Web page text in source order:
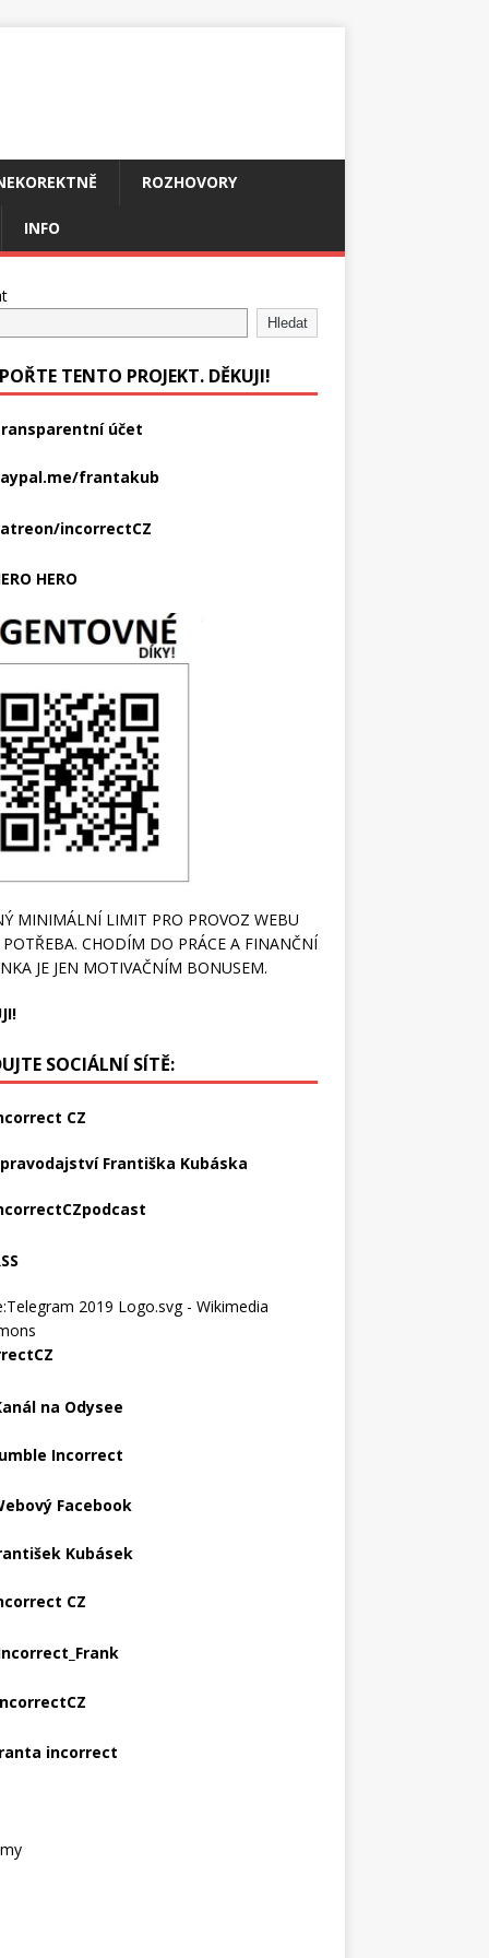
ROZHOVORY
INFO
Hledat
TENTO PROJEKT. DĚKUJI!
účet
frantakub
incorrectCZ
HERO
MINIMÁLNÍ LIMIT PRO PROVOZ WEBU
CHODÍM DO PRÁCE A FINANČNÍ
JE JEN MOTIVAČNÍM BONUSEM.
SOCIÁLNÍ SÍTĚ:
CZ
Františka Kubáska
na Odysee
Incorrect
Facebook
Kubásek
CZ
incorrect